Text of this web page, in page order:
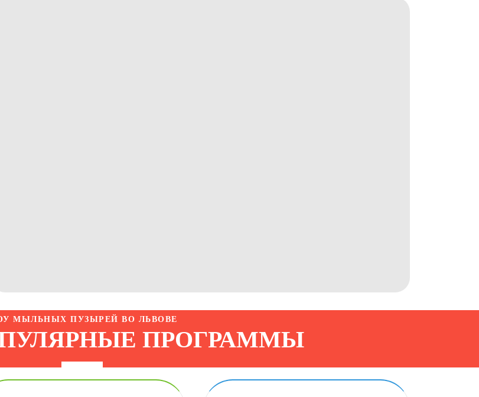
МЫЛЬНЫХ ПУЗЫРЕЙ ВО ЛЬВОВЕ
ПРОГРАММЫ